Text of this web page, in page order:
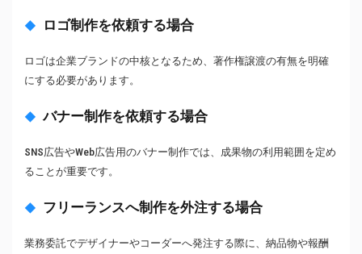
ロゴ制作を依頼する場合
ロゴは企業ブランドの中核となるため、著作権譲渡の有無を明確
にする必要があります。
バナー制作を依頼する場合
SNS広告やWeb広告用のバナー制作では、成果物の利用範囲を定め
ることが重要です。
フリーランスへ制作を外注する場合
業務委託でデザイナーやコーダーへ発注する際に、納品物や報酬